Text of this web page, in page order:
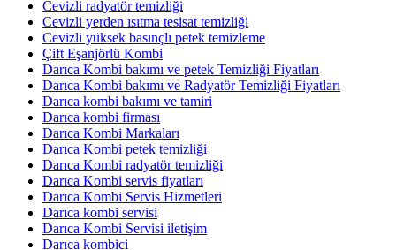
Cevizli radyatör temizliği
Cevizli yerden ısıtma tesisat temizliği
Cevizli yüksek basınçlı petek temizleme
Çift Eşanjörlü Kombi
Darıca Kombi bakımı ve petek Temizliği Fiyatları
Darıca Kombi bakımı ve Radyatör Temizliği Fiyatları
Darıca kombi bakımı ve tamiri
Darıca kombi firması
Darıca Kombi Markaları
Darıca Kombi petek temizliği
Darıca Kombi radyatör temizliği
Darıca Kombi servis fiyatları
Darıca Kombi Servis Hizmetleri
Darıca kombi servisi
Darıca Kombi Servisi iletişim
Darıca kombici